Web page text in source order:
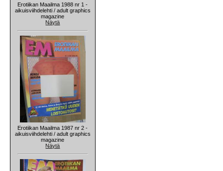
Erotiikan Maailma 1988 nr 1 -
aikuisviihdelehti / adult graphics
magazine
Näytä
Erotiikan Maailma 1987 nr 2 -
aikuisviihdelehti / adult graphics
magazine
Näytä